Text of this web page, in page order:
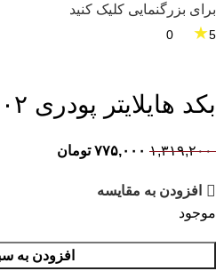
برای بزرگنمایی کلیک کنید
5
★
بکد هایلایتر پودری ۰۲ – نوت
۱,۳۱۹,۲۰۰ ۷۷۵,۰۰۰ تومان
افزودن به مقایسه
موجود
افزودن به